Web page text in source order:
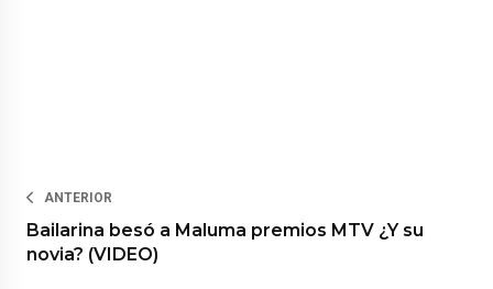
ANTERIOR
Bailarina besó a Maluma premios MTV ¿Y su
novia? (VIDEO)